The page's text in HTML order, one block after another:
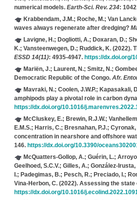
numerical models. Earth-Sci. Rev. 234:
Krabbendam, J.M.; Roche, M.; Van
waves always regenerate after dredging?
Lavigne, H.; Dogliotti, A.; Doxaran, D.;
K.; Vansteenwegen, D.; Ruddick, K.(2022).
ESSD 14(11): 4935-4947. https://dx.doi.org/
Mariën, J.; Laurent, N.; Smitz, N.;
Democratic Republic of the Congo. Afr.
Mavraki, N.; Coolen, J.W.P.; Kapasakali,
amphipods play a pivotal role in carbon
https://dx.doi.org/10.1016/
McCluskey, E.; Brewin, R.J.W.;
E.M.S.; Harris, C.; Bresnahan, P.J.;
concentration in nearshore and offshore
146. https://dx.doi.org/10.3390/
McQuatters-Gollop, A.; Guérin, L.;
Geelhoed, S.C.V.; Gilles, A.; González-
I.; Padegimas, B.; Pesch, R.; Preciado, I.;
Vina-Herbon, C.(2022). Assessing the
https://dx.doi.org/10.1016/